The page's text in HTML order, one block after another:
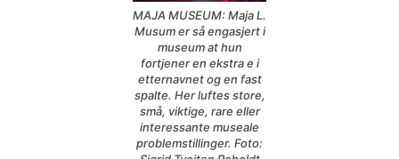
MAJA MUSEUM: Maja L.
Musum er så engasjert i
museum at hun
fortjener en ekstra e i
etternavnet og en fast
spalte. Her luftes store,
små, viktige, rare eller
interessante museale
problemstillinger. Foto: